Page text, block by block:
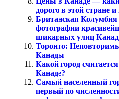
дорого в этой стране
Британская
фотографии
шикарных улиц
Торонто:
Канады
Какой город
Канаде?
Самый населенный
первый по